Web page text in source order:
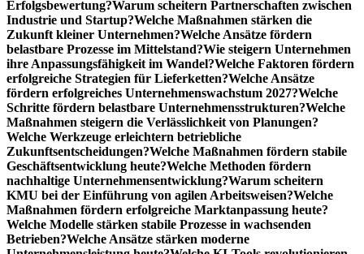
Erfolgsbewertung?Warum scheitern Partnerschaften zwischen
Industrie und Startup?Welche Maßnahmen stärken die
Zukunft kleiner Unternehmen?Welche Ansätze fördern
belastbare Prozesse im Mittelstand?Wie steigern Unternehmen
ihre Anpassungsfähigkeit im Wandel?Welche Faktoren fördern
erfolgreiche Strategien für Lieferketten?Welche Ansätze
fördern erfolgreiches Unternehmenswachstum 2027?Welche
Schritte fördern belastbare Unternehmensstrukturen?Welche
Maßnahmen steigern die Verlässlichkeit von Planungen?
Welche Werkzeuge erleichtern betriebliche
Zukunftsentscheidungen?Welche Maßnahmen fördern stabile
Geschäftsentwicklung heute?Welche Methoden fördern
nachhaltige Unternehmensentwicklung?Warum scheitern
KMU bei der Einführung von agilen Arbeitsweisen?Welche
Maßnahmen fördern erfolgreiche Marktanpassung heute?
Welche Modelle stärken stabile Prozesse in wachsenden
Betrieben?Welche Ansätze stärken moderne